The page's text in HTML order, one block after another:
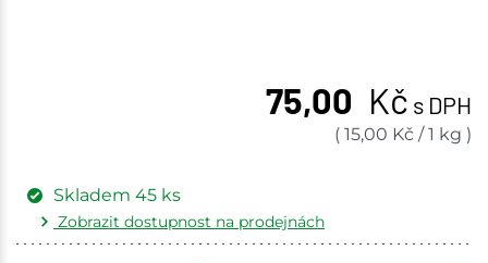
75,00 Kč s DPH
( 15,00 Kč /1 kg )
Skladem 45 ks
Zobrazit dostupnost na prodejnách